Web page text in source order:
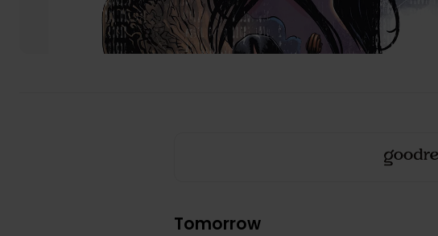
Tomorrow